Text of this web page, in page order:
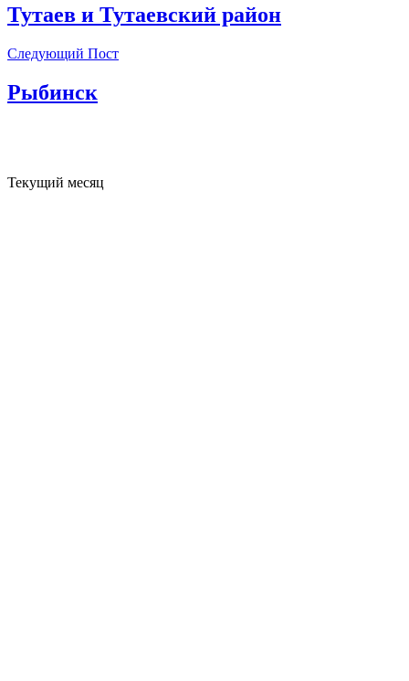
Тутаев и Тутаевский район
Следующий Пост
Рыбинск
Текущий месяц